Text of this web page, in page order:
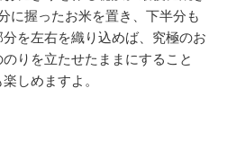
に握ったお米を置き、下半分も
を左右を織り込めば、究極のお
りを立たせたままにすること
しめますよ。